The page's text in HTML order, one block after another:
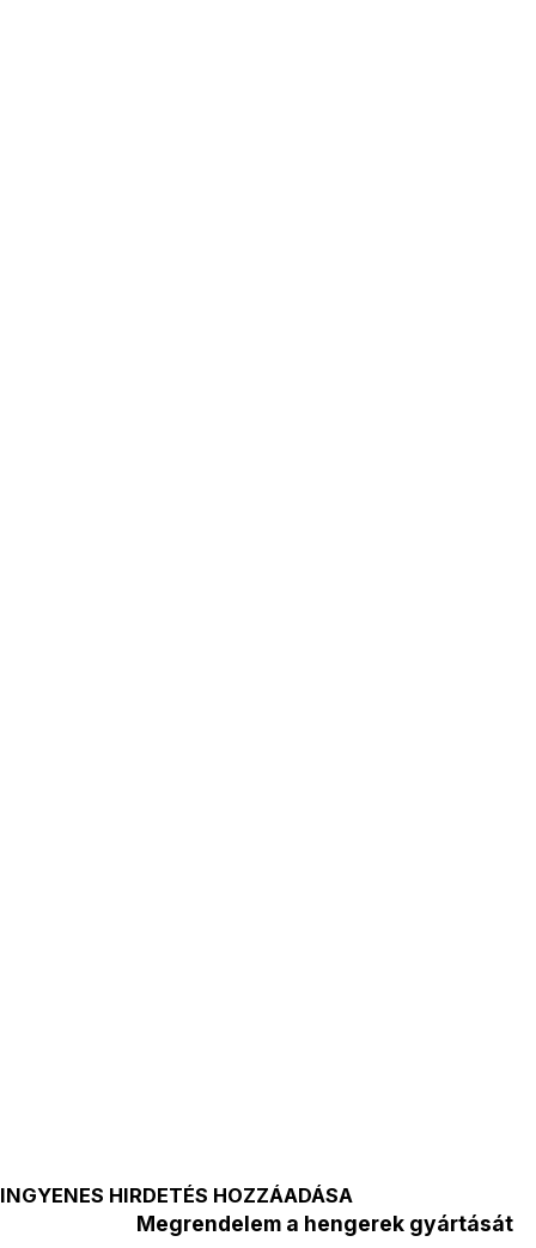
INGYENES HIRDETÉS HOZZÁADÁSA
Megrendelem a hengerek gyártását